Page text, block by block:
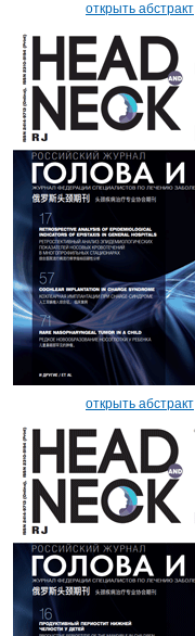
открыть абстракт
открыть абстракт